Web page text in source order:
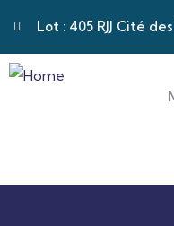
Lot : 405 RJJ Cité